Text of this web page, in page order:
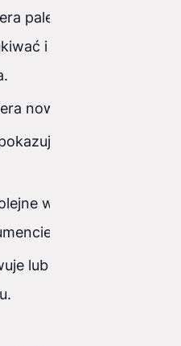
paletę poleceń,
i uruchamiać
nowe okno edytora.
pasek boczny
wystąpienie
lub odkomentowuje